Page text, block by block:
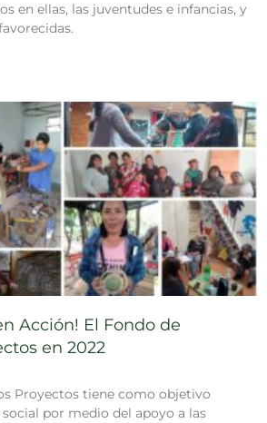
en ellas, las juventudes e infancias, y
Acción! El Fondo de
en 2022
Proyectos tiene como objetivo
por medio del apoyo a las